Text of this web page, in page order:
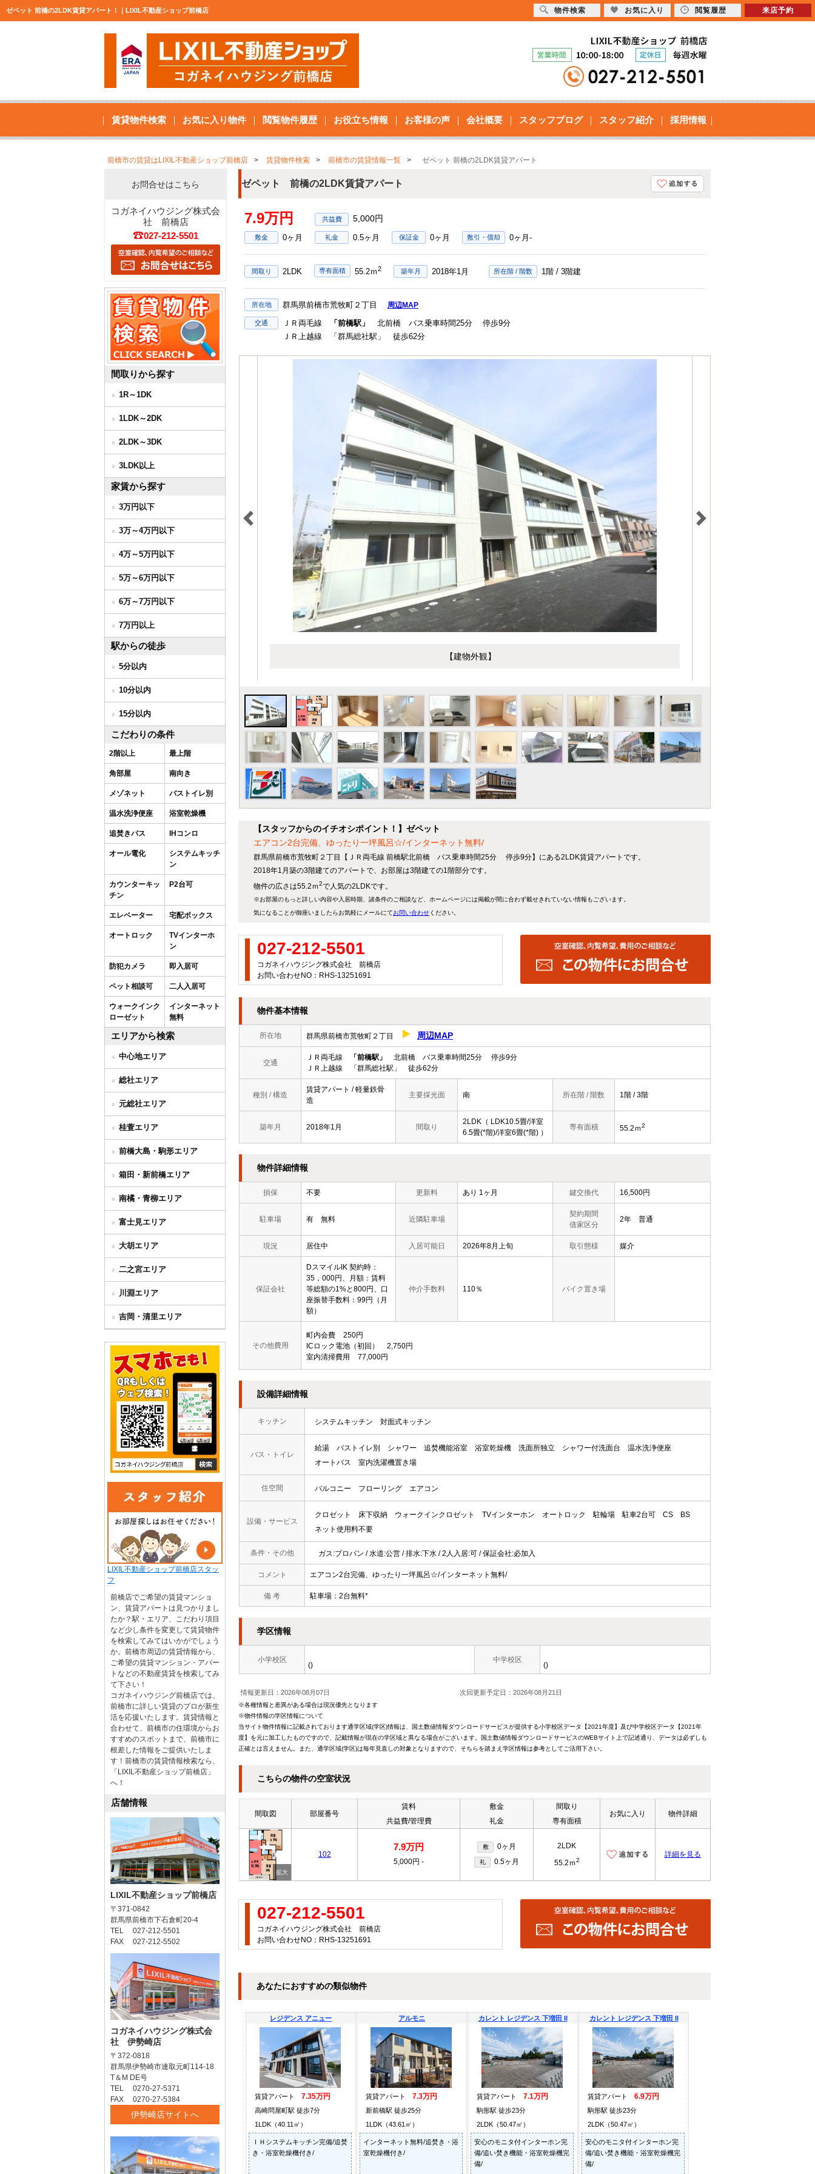
ゼペット 前橋の2LDK賃貸アパート！｜LIXIL不動産ショップ前橋店
賃貸物件検索 お気に入り物件 閲覧物件履歴 お役立ち情報 お客様の声 会社概要 スタッフブログ スタッフ紹介 採用情報
前橋市の賃貸はLIXIL不動産ショップ前橋店 賃貸物件検索 前橋市の賃貸情報一覧 ゼペット 前橋の2LDK賃貸アパート
ゼペット 前橋の2LDK賃貸アパート
7.9万円 5,000円
敷金 0ヶ月 礼金 0.5ヶ月 保証金 0ヶ月 敷引・償却 0ヶ月-
間取り 2LDK 専有面積 55.2ｍ2 築年月 2018年1月 所在階 / 階数 1階 / 3階建
所在地 群馬県前橋市荒牧町２丁目 周辺MAP
交通 ＪＲ両毛線 「前橋駅」
北前橋 バス乗車時間25分 停歩9分
ＪＲ上越線 「群馬総社駅」 徒歩62分
【建物外観】
【スタッフからのイチオシポイント！】ゼペット
エアコン2台完備、ゆったり一坪風呂☆/インターネット無料/
群馬県前橋市荒牧町２丁目【ＪＲ両毛線 前橋駅北前橋 バス乗車時間25分 停歩9分】にある2LDK賃貸アパートです。
2018年1月築の3階建てのアパートで、お部屋は3階建ての1階部分です。
物件の広さは55.2ｍ2で人気の2LDKです。
※お部屋のもっと詳しい内容や入居時期、諸条件のご相談など、ホームページには掲載が間に合わず載せきれていない情報もございます。
気になることが御座いましたらお気軽にメールにてお問い合わせください。
027-212-5501
コガネイハウジング株式会社 前橋店
お問い合わせNO：RHS-13251691
物件基本情報
所在地 群馬県前橋市荒牧町２丁目 周辺MAP
交通
ＪＲ両毛線 「前橋駅」
北前橋 バス乗車時間25分 停歩9分
ＪＲ上越線 「群馬総社駅」 徒歩62分
種別 / 構造
賃貸アパート / 軽量鉄骨
造
主要採光面 南 所在階 / 階数 1階 / 3階
築年月 2018年1月 間取り
2LDK（ LDK10.5畳/洋室
6.5畳(*階)/洋室6畳(*階) ）
専有面積 55.2ｍ2
物件詳細情報
損保 不要 更新料 あり 1ヶ月 鍵交換代 16,500円
駐車場 有 無料 近隣駐車場
契約期間
借家区分
2年 普通
現況 居住中 入居可能日 2026年8月上旬 取引態様 媒介
保証会社
DスマイルIK 契約時：
35，000円、月額：賃料
等総額の1%と800円、口
座振替手数料：99円（月
額）
仲介手数料 110％ バイク置き場
その他費用
町内会費
250円
ICロック電池（初回）
2,750円
室内清掃費用
77,000円
設備詳細情報
キッチン システムキッチン 対面式キッチン
バス・トイレ
給湯 バストイレ別 シャワー 追焚機能浴室 浴室乾燥機 洗面所独立 シャワー付洗面台
温水洗浄便座
オートバス
室内洗濯機置き場
住空間 バルコニー フローリング エアコン
設備・サービス
クロゼット 床下収納 ウォークインクロゼット TVインターホン オートロック 駐輪場 駐車2台可 CS
BS
ネット使用料不要
条件・その他 ガス:プロパン / 水道:公営 / 排水:下水 / 2人入居:可 / 保証会社:必加入
コメント エアコン2台完備、ゆったり一坪風呂☆/インターネット無料/
備 考 駐車場：2台無料*
学区情報
小学校区
()
中学校区
()
情報更新日：2026年08月07日 次回更新予定日：2026年08月21日
※各種情報と差異がある場合は現況優先となります
※物件情報の学区情報について
当サイト物件情報に記載されております通学区域(学区)情報は、国土数値情報ダウンロードサービスが提供する小学校区データ【2021年度】及び中学校区データ【2021年
度】を元に加工したものですので、記載情報が現在の学区域と異なる場合がございます。国土数値情報ダウンロードサービスのWEBサイト上で記述通り、データは必ずしも
正確とは言えません。また、通学区域(学区)は毎年見直しの対象となりますので、そちらを踏まえ学区情報は参考としてご活用下さい。
こちらの物件の空室状況
間取図 部屋番号
賃料
共益費/管理費
敷金
礼金
間取り
専有面積
お気に入り 物件詳細
102
7.9万円
5,000円 -
敷 0ヶ月
礼 0.5ヶ月
2LDK
55.2ｍ2
詳細を見る
027-212-5501
コガネイハウジング株式会社 前橋店
お問い合わせNO：RHS-13251691
あなたにおすすめの類似物件
レジデンス アニュー
賃貸アパート 7.35万円
高崎問屋町駅 徒歩7分
1LDK（40.11㎡）
ＩＨシステムキッチン完備/追焚
き・浴室乾燥機付き/
アルモニ
賃貸アパート 7.3万円
新前橋駅 徒歩25分
1LDK（43.61㎡）
インターネット無料/追焚き・浴
室乾燥機付き/
カレント レジデンス 下増田 II
賃貸アパート 7.1万円
駒形駅 徒歩23分
2LDK（50.47㎡）
安心のモニタ付インターホン完
備/追い焚き機能・浴室乾燥機完
備/
カレント レジデンス 下増田 II
賃貸アパート 6.9万円
駒形駅 徒歩23分
2LDK（50.47㎡）
安心のモニタ付インターホン完
備/追い焚き機能・浴室乾燥機完
備/
お問合せはこちら
コガネイハウジング株式会
社 前橋店
027-212-5501
間取りから探す
1R～1DK
1LDK～2DK
2LDK～3DK
3LDK以上
家賃から探す
3万円以下
3万～4万円以下
4万～5万円以下
5万～6万円以下
6万～7万円以下
7万円以上
駅からの徒歩
5分以内
10分以内
15分以内
こだわりの条件
2階以上 最上階
角部屋 南向き
メゾネット バストイレ別
温水洗浄便座 浴室乾燥機
追焚きバス IHコンロ
オール電化
システムキッチ
ン
カウンターキッ
チン
P2台可
エレベーター 宅配ボックス
オートロック
TVインターホ
ン
防犯カメラ 即入居可
ペット相談可 二人入居可
ウォークインク
ローゼット
インターネット
無料
エリアから検索
中心地エリア
総社エリア
元総社エリア
桂萱エリア
前橋大島・駒形エリア
箱田・新前橋エリア
南橘・青柳エリア
富士見エリア
大胡エリア
二之宮エリア
川淵エリア
吉岡・清里エリア
LIXIL不動産ショップ前橋店スタッ
フ
前橋店でご希望の賃貸マンショ
ン、賃貸アパートは見つかりまし
たか？駅・エリア、こだわり項目
など少し条件を変更して賃貸物件
を検索してみてはいかがでしょう
か。前橋市周辺の賃貸情報から、
ご希望の賃貸マンション・アパー
トなどの不動産賃貸を検索してみ
て下さい！
コガネイハウジング前橋店では、
前橋市に詳しい賃貸のプロが新生
活を応援いたします。賃貸情報と
合わせて、前橋市の住環境からお
すすめのスポットまで、前橋市に
根差した情報をご提供いたしま
す！前橋市の賃貸情報検索なら、
「LIXIL不動産ショップ前橋店」
へ！
店舗情報
LIXIL不動産ショップ前橋店
〒371-0842
群馬県前橋市下石倉町20-4
TEL 027-212-5501
FAX 027-212-5502
コガネイハウジング株式会
社 伊勢崎店
〒372-0818
群馬県伊勢崎市連取元町114-18
T＆M DE号
TEL 0270-27-5371
FAX 0270-27-5384
伊勢崎店サイトへ
物件検索 お気に入り 閲覧履歴 来店予約